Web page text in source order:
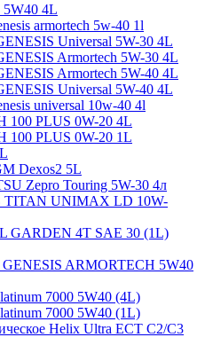
5W40 4L
armortech 5w-40 1l
Universal 5W-30 4L
Armortech 5W-30 4L
Armortech 5W-40 4L
Universal 5W-40 4L
universal 10w-40 4l
100 PLUS 0W-20 4L
100 PLUS 0W-20 1L
Dexos2 5L
Zepro Touring 5W-30 4л
TITAN UNIMAX LD 10W-
GARDEN 4Т SAE 30 (1L)
ARMORTECH 5W40
7000 5W40 (4L)
7000 5W40 (1L)
Helix Ultra ECT C2/C3